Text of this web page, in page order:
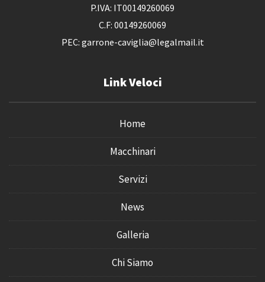
P.IVA: IT00149260069
C.F: 00149260069
PEC: garrone-caviglia@legalmail.it
Link Veloci
Home
Macchinari
Servizi
News
Galleria
Chi Siamo